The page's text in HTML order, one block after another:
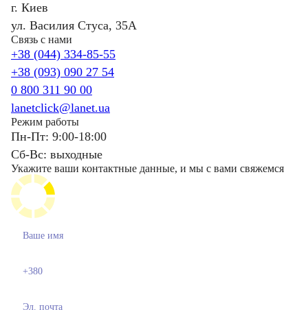
г. Киев
ул. Василия Стуса, 35А
Связь с нами
+38 (044) 334-85-55
+38 (093) 090 27 54
0 800 311 90 00
lanetclick@lanet.ua
Режим работы
Пн-Пт: 9:00-18:00
Сб-Вс: выходные
Укажите ваши контактные данные, и мы с вами свяжемся